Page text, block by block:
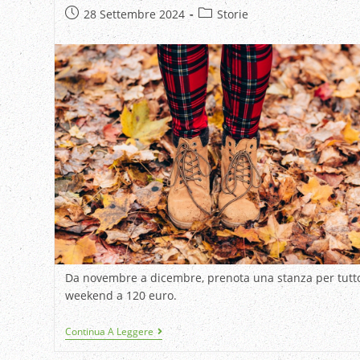
28 Settembre 2024 Storie
Da novembre a dicembre, prenota una stanza per
weekend a 120 euro.
Continua A Leggere